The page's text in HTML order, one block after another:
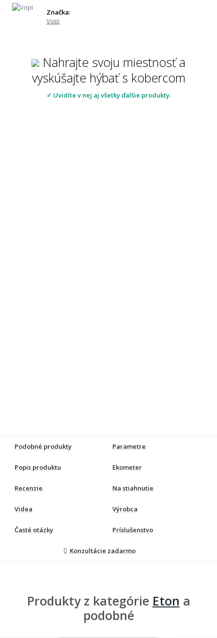
Značka:
Vopi
Nahrajte svoju miestnosť a
vyskúšajte hýbať s kobercom
✓ Uvidíte v nej aj všetky ďalšie produkty.
Podobné produkty Parametre
Popis produktu Ekometer
Recenzie Na stiahnutie
Videa Výrobca
Časté otázky Príslušenstvo
Konzultácie zadarmo
Produkty z kategórie Eton a
podobné